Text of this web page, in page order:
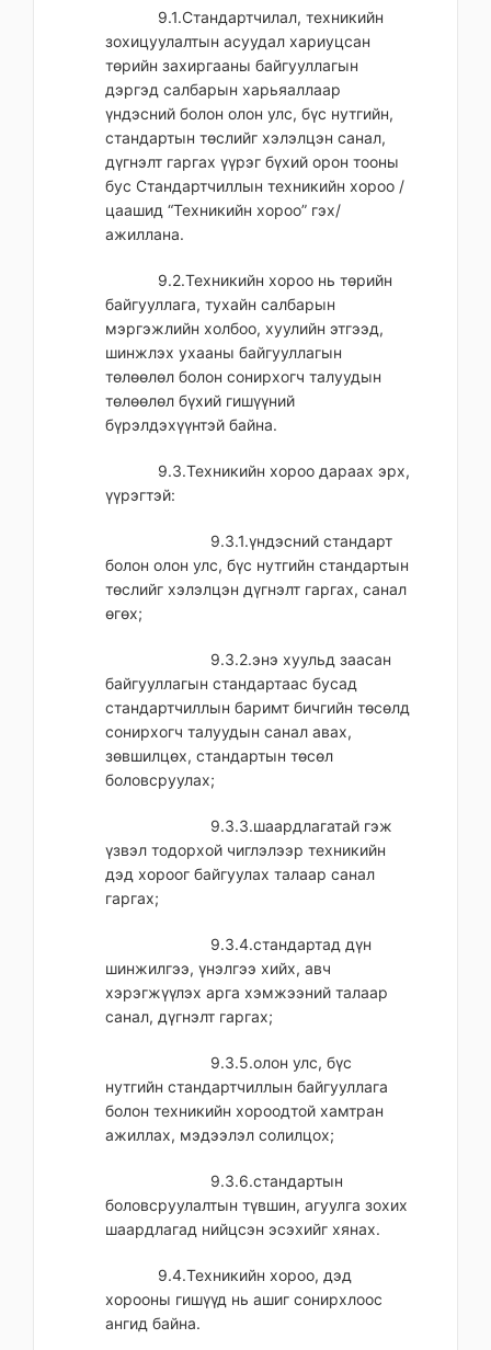
9.1.Стандартчилал, техникийн
зохицуулалтын асуудал хариуцсан
төрийн захиргааны байгууллагын
дэргэд салбарын харьяаллаар
үндэсний болон олон улс, бүс нутгийн,
стандартын төслийг хэлэлцэн санал,
дүгнэлт гаргах үүрэг бүхий орон тооны
бус Стандартчиллын техникийн хороо /
цаашид “Техникийн хороо” гэх/
ажиллана.
9.2.Техникийн хороо нь төрийн
байгууллага, тухайн салбарын
мэргэжлийн холбоо, хуулийн этгээд,
шинжлэх ухааны байгууллагын
төлөөлөл болон сонирхогч талуудын
төлөөлөл бүхий гишүүний
бүрэлдэхүүнтэй байна.
9.3.Техникийн хороо дараах эрх,
үүрэгтэй:
9.3.1.үндэсний стандарт
болон олон улс, бүс нутгийн стандартын
төслийг хэлэлцэн дүгнэлт гаргах, санал
өгөх;
9.3.2.энэ хуульд заасан
байгууллагын стандартаас бусад
стандартчиллын баримт бичгийн төсөлд
сонирхогч талуудын санал авах,
зөвшилцөх, стандартын төсөл
боловсруулах;
9.3.3.шаардлагатай гэж
үзвэл тодорхой чиглэлээр техникийн
дэд хороог байгуулах талаар санал
гаргах;
9.3.4.стандартад дүн
шинжилгээ, үнэлгээ хийх, авч
хэрэгжүүлэх арга хэмжээний талаар
санал, дүгнэлт гаргах;
9.3.5.олон улс, бүс
нутгийн стандартчиллын байгууллага
болон техникийн хороодтой хамтран
ажиллах, мэдээлэл солилцох;
9.3.6.стандартын
боловсруулалтын түвшин, агуулга зохих
шаардлагад нийцсэн эсэхийг хянах.
9.4.Техникийн хороо, дэд
хорооны гишүүд нь ашиг сонирхлоос
ангид байна.